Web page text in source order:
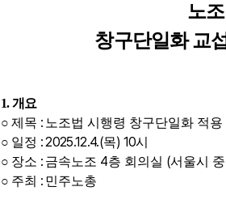
노
창구단일화 교
1.개요
○ 제목 : 노조법 시행령 창구단일화 적용
○ 일정 : 2025.12.4.(목) 10시
○ 장소 : 금속노조 4층 회의실 (서울시
○ 주최 : 민주노총